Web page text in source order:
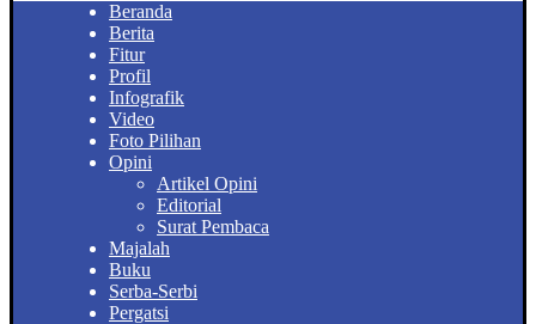
Beranda
Berita
Fitur
Profil
Infografik
Video
Foto Pilihan
Opini
Artikel Opini
Editorial
Surat Pembaca
Majalah
Buku
Serba-Serbi
Pergatsi